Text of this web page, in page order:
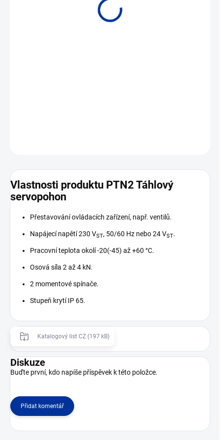
Vlastnosti produktu PTN2 Táhlový
servopohon
Přestavování ovládacích zařízení, např. ventilů.
Napájecí napětí 230 VST, 50/60 Hz nebo 24 VST.
Pracovní teplota okolí -20(-45) až +60 °C.
Osová síla 2 až 4 kN.
2 momentové spínače.
Stupeň krytí IP 65.
Katalogový list CZ (197 kB)
Diskuze
Buďte první, kdo napíše příspěvek k této položce.
Přidat komentář